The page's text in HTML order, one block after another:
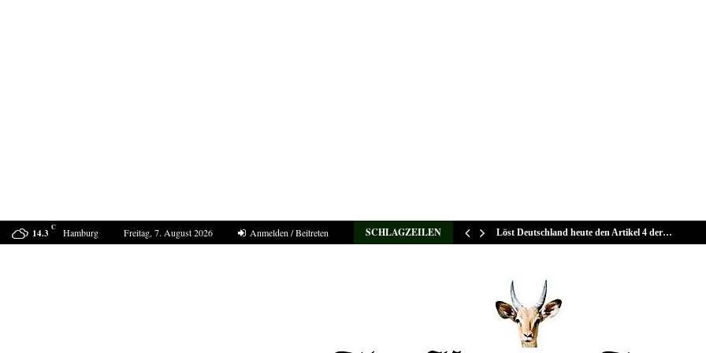
14.3 C Hamburg Freitag, 7. August 2026 Anmelden / Beitreten SCHLAGZEILEN
Marokko muss für den Angriff auf Ceuta… Löst Deutschland heute den Artikel 4 der…